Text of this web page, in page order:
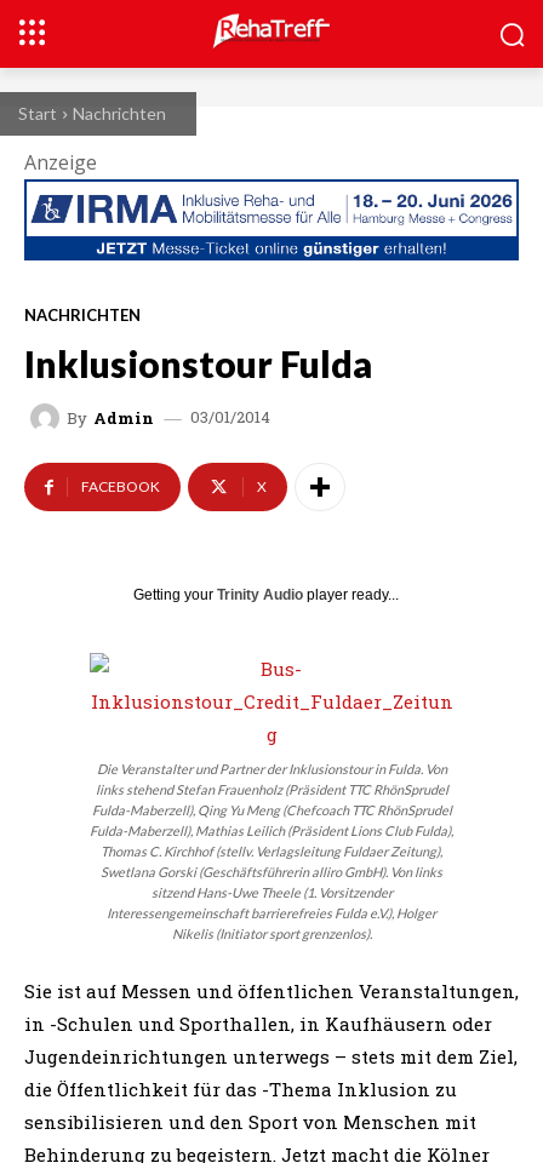
Start Nachrichten
Anzeige
NACHRICHTEN
Inklusionstour Fulda
By Admin 03/01/2014
FACEBOOK X
Getting your Trinity Audio player ready...
Die Veranstalter und Partner der Inklusionstour in Fulda. Von
links stehend Stefan Frauenholz (Präsident TTC RhönSprudel
Fulda-Maberzell), Qing Yu Meng (Chefcoach TTC RhönSprudel
Fulda-Maberzell), Mathias Leilich (Präsident Lions Club Fulda),
Thomas C. Kirchhof (stellv. Verlagsleitung Fuldaer Zeitung),
Swetlana Gorski (Geschäftsführerin alliro GmbH). Von links
sitzend Hans-Uwe Theele (1. Vorsitzender
Interessengemeinschaft barrierefreies Fulda e.V.), Holger
Nikelis (Initiator sport grenzenlos).
Sie ist auf Messen und öffentlichen Veranstaltungen,
in -Schulen und Sporthallen, in Kaufhäusern oder
Jugendeinrichtungen unterwegs – stets mit dem Ziel,
die Öffentlichkeit für das -Thema Inklusion zu
sensibilisieren und den Sport von Menschen mit
Behinderung zu begeistern. Jetzt macht die Kölner